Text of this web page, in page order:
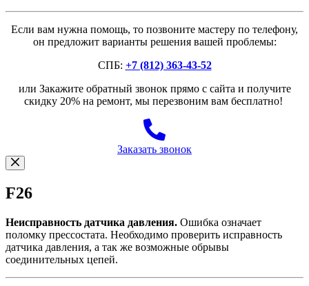
Если вам нужна помощь, то позвоните мастеру по телефону,
он предложит варианты решения вашей проблемы:
СПБ: +7 (812) 363-43-52
или Закажите обратный звонок прямо с сайта и получите
скидку 20% на ремонт, мы перезвоним вам бесплатно!
Заказать звонок
F26
Неисправность датчика давления. Ошибка означает
поломку прессостата. Необходимо проверить исправность
датчика давления, а так же возможные обрывы
соединительных цепей.